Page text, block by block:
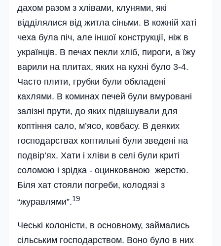
дахом разом з хлівами, клунями, які
відділялися від житла сіньми. В кожній хаті
чеха була піч, але іншої конструкції, ніж в
українців. В печах пекли хліб, пироги, а їжу
варили на плитах, яких на кухні було 3-4.
Часто плити, грубки були обкладені
кахлями. В коминах печей були вмуровані
залізні прути, до яких підвішували для
коптіння сало, м’ясо, ковбасу. В деяких
господарствах коптильні були зведені на
подвір’ях. Хати і хліви в селі були криті
соломою і зрідка - оцинкованою жерстю.
Біля хат стояли погреби, колодязі з
“журавлями”.19
Чеські колоністи, в основному, займались
сільським господарством. Воно було в них